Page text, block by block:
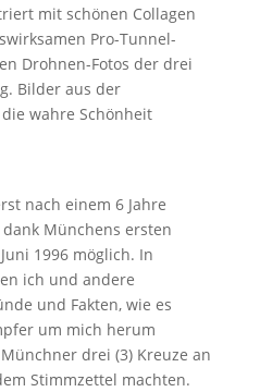
mit schönen Collagen
Pro-Tunnel-
Drohnen-Fotos der drei
Bilder aus der
wahre Schönheit
nach einem 6 Jahre
Münchens ersten
1996 möglich. In
ich und andere
und Fakten, wie es
um mich herum
drei (3) Kreuze an
Stimmzettel machten.